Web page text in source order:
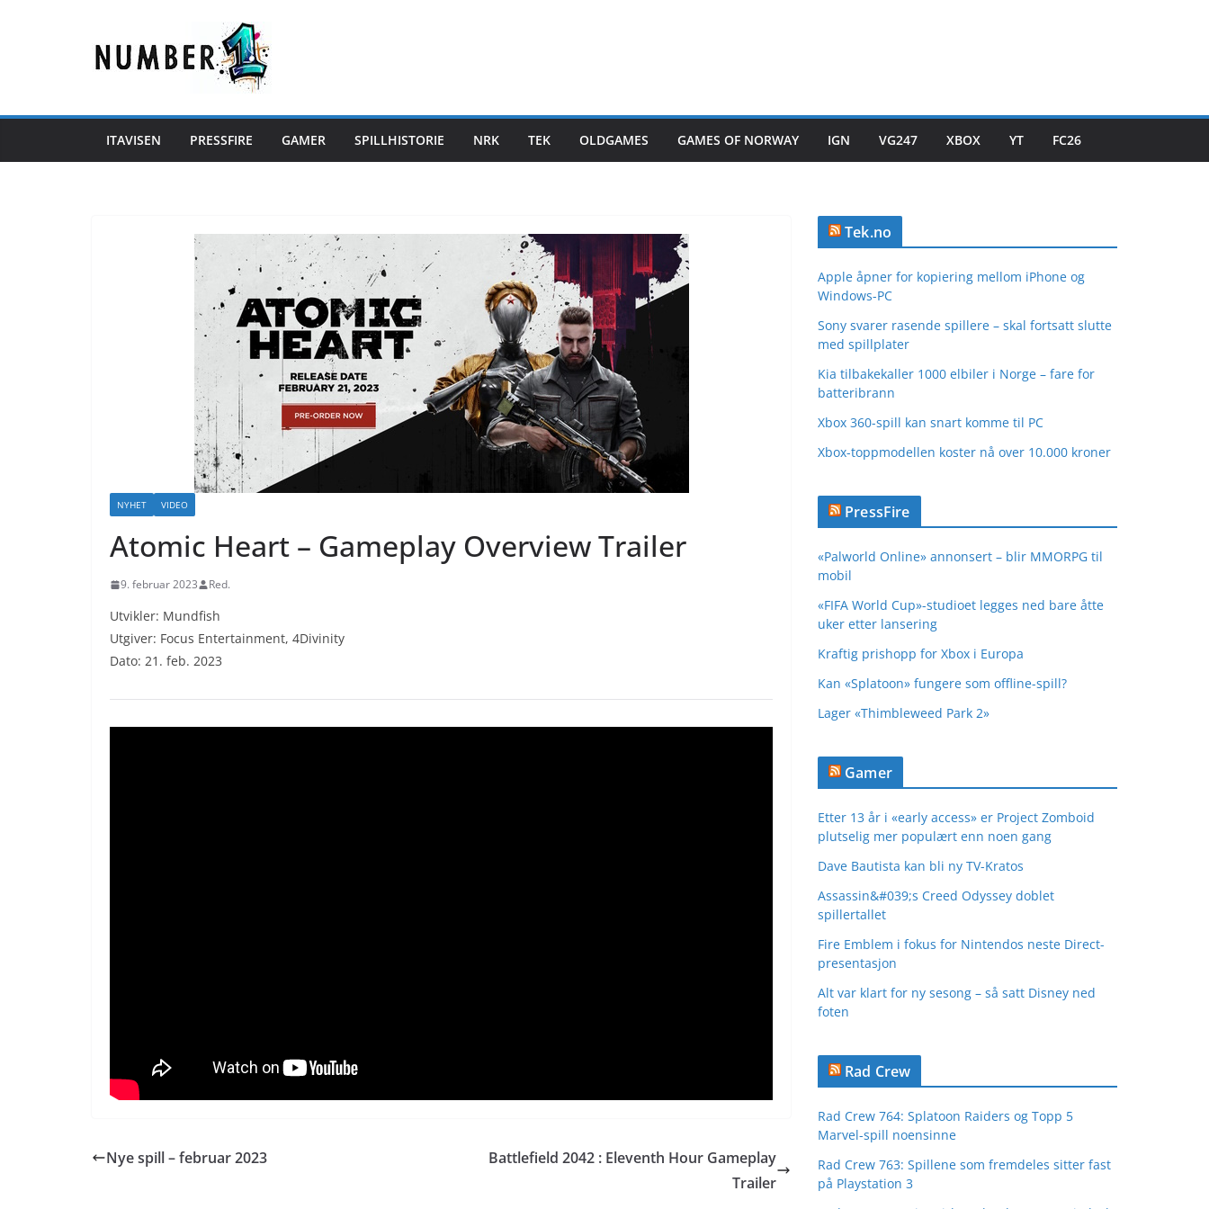
ITAVISEN PRESSFIRE GAMER SPILLHISTORIE NRK TEK OLDGAMES GAMES OF NORWAY IGN VG247 XBOX YT FC26
NYHET VIDEO
Atomic Heart – Gameplay Overview Trailer
9. februar 2023 Red.
Utvikler: Mundfish
Utgiver: Focus Entertainment, 4Divinity
Dato: 21. feb. 2023
Nye spill – februar 2023
Battlefield 2042 : Eleventh Hour Gameplay
Trailer
Tek.no
Apple åpner for kopiering mellom iPhone og
Windows-PC
Sony svarer rasende spillere – skal fortsatt slutte
med spillplater
Kia tilbakekaller 1000 elbiler i Norge – fare for
batteribrann
Xbox 360-spill kan snart komme til PC
Xbox-toppmodellen koster nå over 10.000 kroner
PressFire
«Palworld Online» annonsert – blir MMORPG til
mobil
«FIFA World Cup»-studioet legges ned bare åtte
uker etter lansering
Kraftig prishopp for Xbox i Europa
Kan «Splatoon» fungere som offline-spill?
Lager «Thimbleweed Park 2»
Gamer
Etter 13 år i «early access» er Project Zomboid
plutselig mer populært enn noen gang
Dave Bautista kan bli ny TV-Kratos
Assassin&#039;s Creed Odyssey doblet
spillertallet
Fire Emblem i fokus for Nintendos neste Direct-
presentasjon
Alt var klart for ny sesong – så satt Disney ned
foten
Rad Crew
Rad Crew 764: Splatoon Raiders og Topp 5
Marvel-spill noensinne
Rad Crew 763: Spillene som fremdeles sitter fast
på Playstation 3